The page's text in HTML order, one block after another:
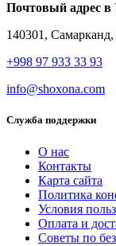
Почтовый адрес в
140301,
+998 97 933 33 93
info@shoxona.com
Служба поддержки
О нас
Контакты
Карта сайта
Политика
Условия
Оплата и
Советы по